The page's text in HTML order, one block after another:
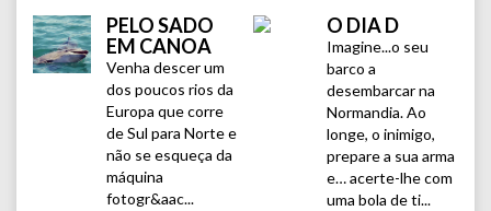
PELO SADO
EM CANOA
Venha descer um
dos poucos rios da
Europa que corre
de Sul para Norte e
não se esqueça da
máquina
fotogr&aac...
O DIA D
Imagine...o seu
barco a
desembarcar na
Normandia. Ao
longe, o inimigo,
prepare a sua arma
e… acerte-lhe com
uma bola de ti...